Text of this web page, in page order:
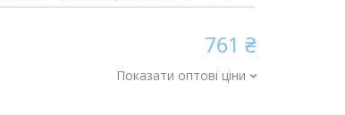
761 ₴
Показати оптові ціни